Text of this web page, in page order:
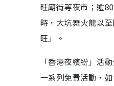
旺廟街等夜市；逾
時，大坑舞火龍以
旺」。
「香港夜繽紛」活
一系列免費活動，